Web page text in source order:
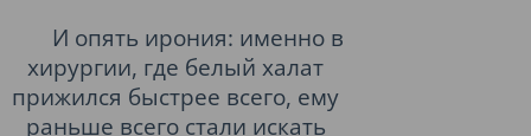
И опять ирония: именно в
хирургии, где белый халат
прижился быстрее всего, ему
раньше всего стали искать